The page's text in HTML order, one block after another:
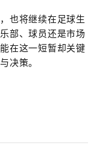
也将继续在足球生
部、球员还是市场
在这一短暂却关键
决策。